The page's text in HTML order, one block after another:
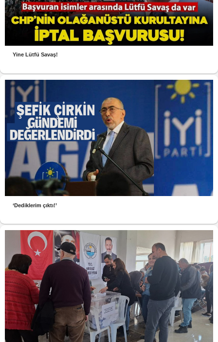
Yine Lütfü Savaş!
‘Dediklerim çıktı!’